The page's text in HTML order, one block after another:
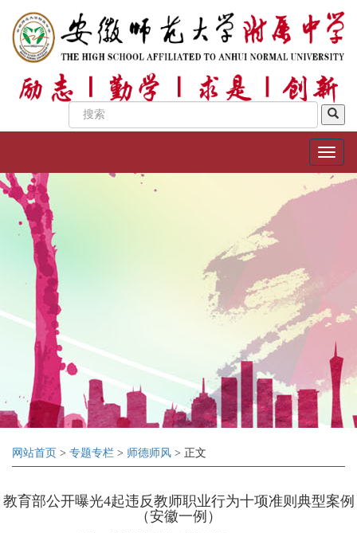
网站首页 > 专题专栏 > 师德师风 > 正文
教育部公开曝光4起违反教师职业行为十项准则典型案例
（安徽一例）